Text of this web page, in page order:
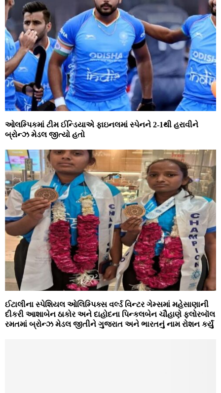
ઓલમ્પિકમાં ટીમ ઈન્ડિયાએ ફાઇનલમાં સ્પેનને 2-1થી હરાવીને
બ્રોન્ઝ મેડલ જીત્યો હતો
ઈટાલીના સ્પેશિયલ ઓલિમ્પિક્સ વર્લ્ડ વિન્ટર ગેમ્સમાં મહેસાણાની
દીકરી આશાબેન ઠાકોર અને દાહોદના પિન્કલબેન ચૌહાણે ફ્લોરબૉલ
રમતમાં બ્રોન્ઝ મેડલ જીતીને ગુજરાત અને ભારતનું નામ રોશન કર્યું